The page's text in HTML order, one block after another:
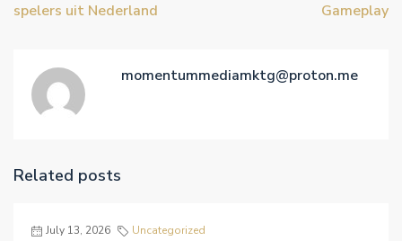
spelers uit Nederland
Gameplay
momentummediamktg@proton.me
Related posts
July 13, 2026 Uncategorized